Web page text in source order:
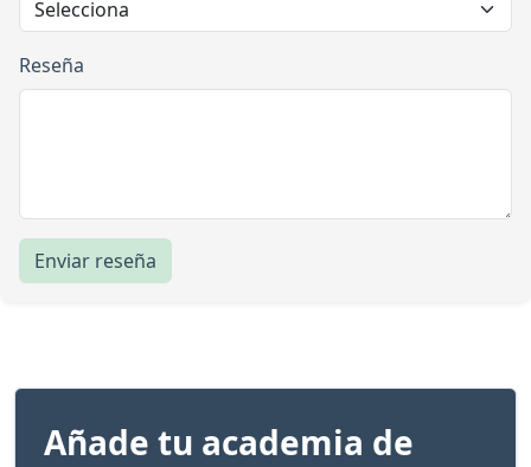
Reseña
Enviar reseña
Añade tu academia de